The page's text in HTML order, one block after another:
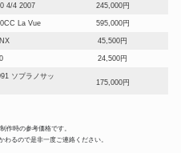
4/4 2007 245,000円
La Vue 595,000円
45,500円
24,500円
ソプラノサッ
175,000円
154,000円
作時の参考価格です。
るので是非一度ご連絡ください。